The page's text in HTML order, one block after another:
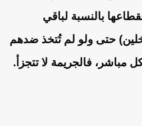
بالنسبة لباقي
حتى ولو لم تُتخذ ضدهم
مباشر، فالجريمة لا تتجزأ.